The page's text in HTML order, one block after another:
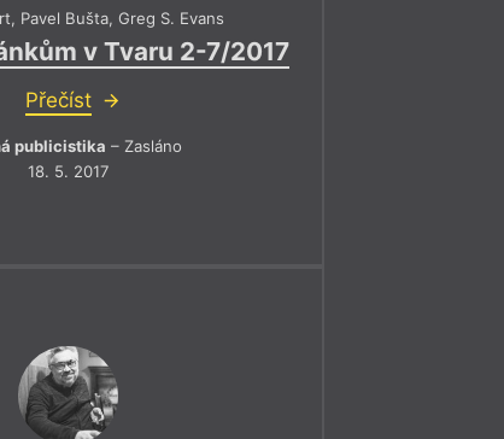
, Pavel Bušta,Greg S. Evans
v Tvaru 2-7/2017
Přečíst
publicistika – Zasláno
18. 5. 2017